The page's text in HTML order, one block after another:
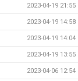
2023-04-19 21:55
2023-04-19 14:58
2023-04-19 14:04
2023-04-19 13:55
2023-04-06 12:54